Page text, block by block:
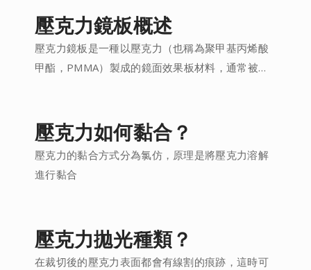
壓克力鏡板概述
壓克力鏡板是一種以壓克力（也稱為聚甲基丙烯酸
甲酯，PMMA）製成的鏡面效果板材料，通常被用
壓克力如何黏合？
壓克力的黏合方式分為氯仿，原理是將壓克力溶解
進行黏合
壓克力拋光種類？
在裁切後的壓克力表面都會有線割的痕跡，這時可